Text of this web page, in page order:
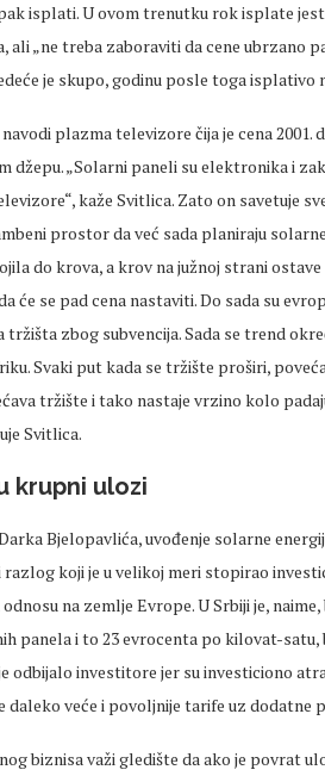
isplati. U ovom trenutku rok isplate
ali „ne treba zaboraviti da cene ubrzano
je skupo, godinu posle toga isplativo
plazma televizore čija je cena 2001.
džepu. „Solarni paneli su elektronika i
kaže Svitlica. Zato on savetuje
prostor da već sada planiraju
do krova, a krov na južnoj strani
će se pad cena nastaviti. Do sada su
tržišta zbog subvencija. Sada se trend
Svaki put kada se tržište proširi,
tržište i tako nastaje vrzino kolo
Svitlica.
krupni ulozi
Bjelopavlića, uvođenje solarne
razlog koji je u velikoj meri stopirao
na zemlje Evrope. U Srbiji je,
panela i to 23 evrocenta po kilovat-
odbijalo investitore jer su investiciono
daleko veće i povoljnije tarife uz dodatne
biznisa važi gledište da ako je povrat